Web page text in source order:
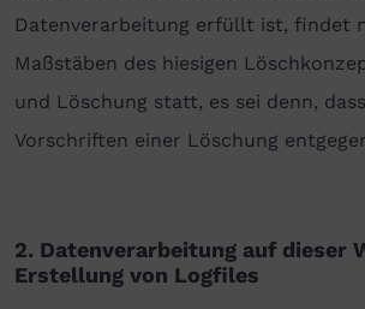
Datenverarbeitung erfüllt ist, findet
Maßstäben des hiesigen
und Löschung statt, es sei denn,
Vorschriften einer Löschung
2. Datenverarbeitung auf dieser
Erstellung von Logfiles